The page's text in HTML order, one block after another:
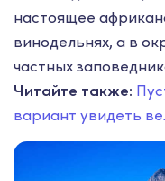
настоящее
винодельнях, а в
частных
Читайте также:
вариант увидеть